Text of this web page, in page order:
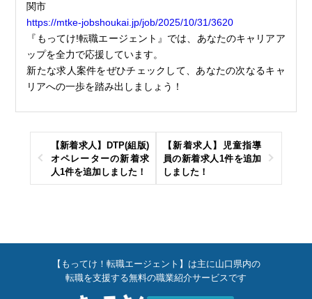
関市
https://mtke-jobshoukai.jp/job/2025/10/31/3620
『もってけ!転職エージェント』では、あなたのキャリアア
ップを全力で応援しています。
新たな求人案件をぜひチェックして、あなたの次なるキャ
リアへの一歩を踏み出しましょう！
【新着求人】DTP(組版)
オペレーターの新着求
人1件を追加しました！
【新着求人】児童指導
員の新着求人1件を追加
しました！
【もってけ！転職エージェント】は主に山口県内の
転職を支援する無料の職業紹介サービスです